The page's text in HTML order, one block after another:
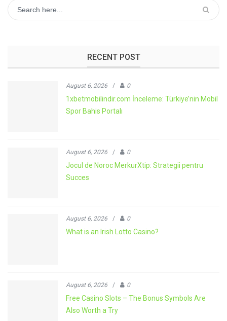
RECENT POST
August 6, 2026 / 0
1xbetmobilindir.com İnceleme: Türkiye’nin Mobil
Spor Bahis Portalı
August 6, 2026 / 0
Jocul de Noroc MerkurXtip: Strategii pentru
Succes
August 6, 2026 / 0
What is an Irish Lotto Casino?
August 6, 2026 / 0
Free Casino Slots – The Bonus Symbols Are
Also Worth a Try